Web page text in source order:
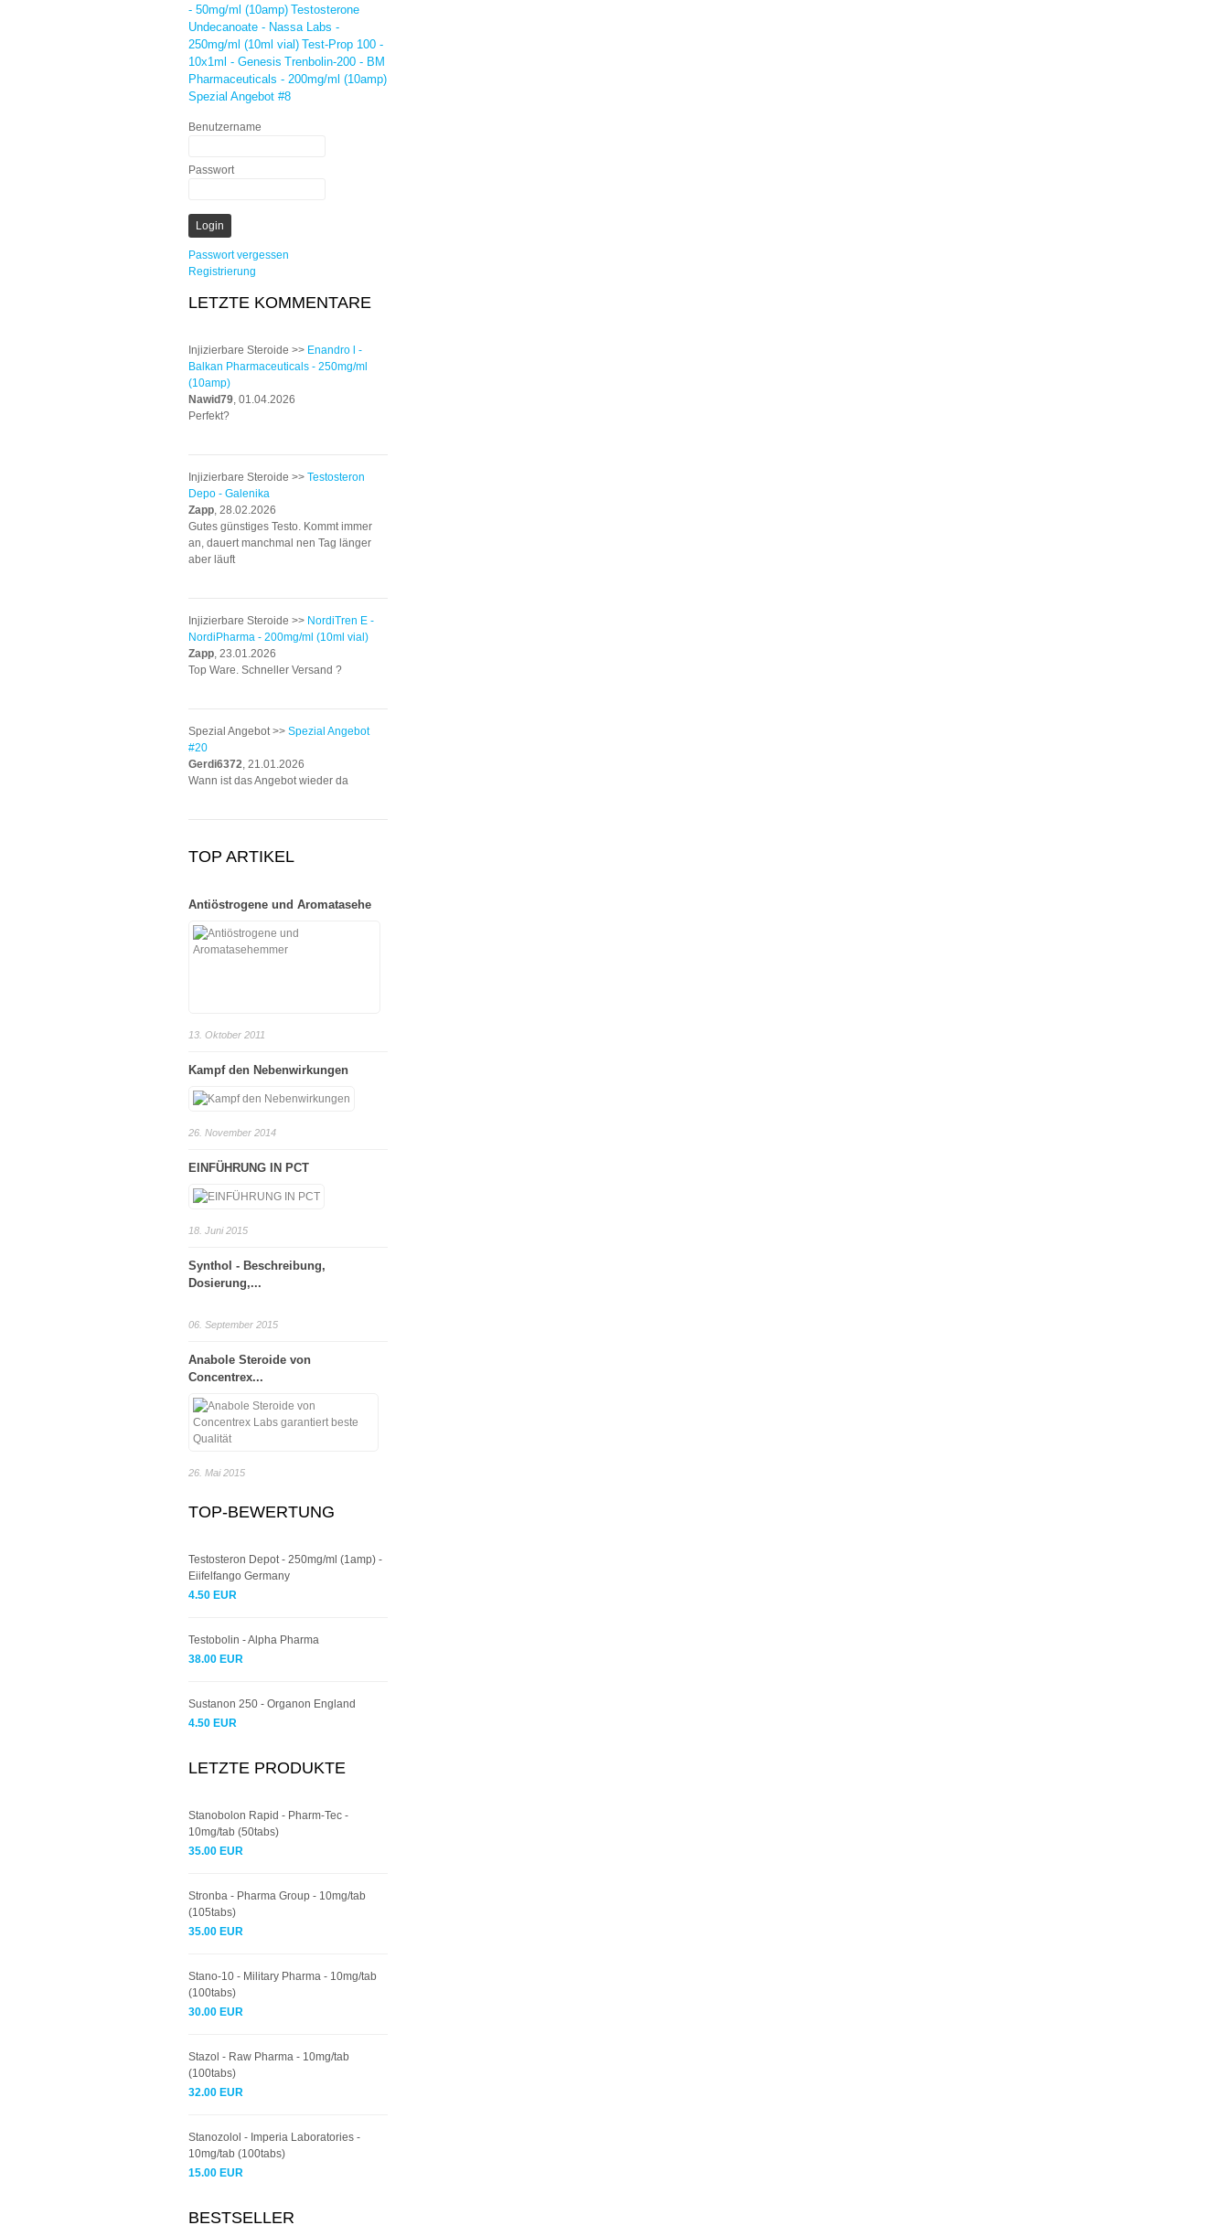
- 50mg/ml (10amp) Testosterone
Undecanoate - Nassa Labs -
250mg/ml (10ml vial) Test-Prop 100 -
10x1ml - Genesis Trenbolin-200 - BM
Pharmaceuticals - 200mg/ml (10amp)
Spezial Angebot #8
Benutzername
Passwort
Passwort vergessen
Registrierung
LETZTE KOMMENTARE
Injizierbare Steroide >> Enandro l -
Balkan Pharmaceuticals - 250mg/ml
(10amp)
Nawid79, 01.04.2026
Perfekt?
Injizierbare Steroide >> Testosteron
Depo - Galenika
Zapp, 28.02.2026
Gutes günstiges Testo. Kommt immer
an, dauert manchmal nen Tag länger
aber läuft
Injizierbare Steroide >> NordiTren E -
NordiPharma - 200mg/ml (10ml vial)
Zapp, 23.01.2026
Top Ware. Schneller Versand ?
Spezial Angebot >> Spezial Angebot
#20
Gerdi6372, 21.01.2026
Wann ist das Angebot wieder da
TOP ARTIKEL
Antiöstrogene und Aromatasehe
13. Oktober 2011
Kampf den Nebenwirkungen
26. November 2014
EINFÜHRUNG IN PCT
18. Juni 2015
Synthol - Beschreibung,
Dosierung,...
06. September 2015
Anabole Steroide von
Concentrex...
26. Mai 2015
TOP-BEWERTUNG
Testosteron Depot - 250mg/ml (1amp) -
Eiifelfango Germany
4.50 EUR
Testobolin - Alpha Pharma
38.00 EUR
Sustanon 250 - Organon England
4.50 EUR
LETZTE PRODUKTE
Stanobolon Rapid - Pharm-Tec -
10mg/tab (50tabs)
35.00 EUR
Stronba - Pharma Group - 10mg/tab
(105tabs)
35.00 EUR
Stano-10 - Military Pharma - 10mg/tab
(100tabs)
30.00 EUR
Stazol - Raw Pharma - 10mg/tab
(100tabs)
32.00 EUR
Stanozolol - Imperia Laboratories -
10mg/tab (100tabs)
15.00 EUR
BESTSELLER